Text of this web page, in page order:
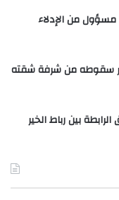
مسؤول من الإدلاء
سقوطه من شرفة شقته
بين رباط الخير